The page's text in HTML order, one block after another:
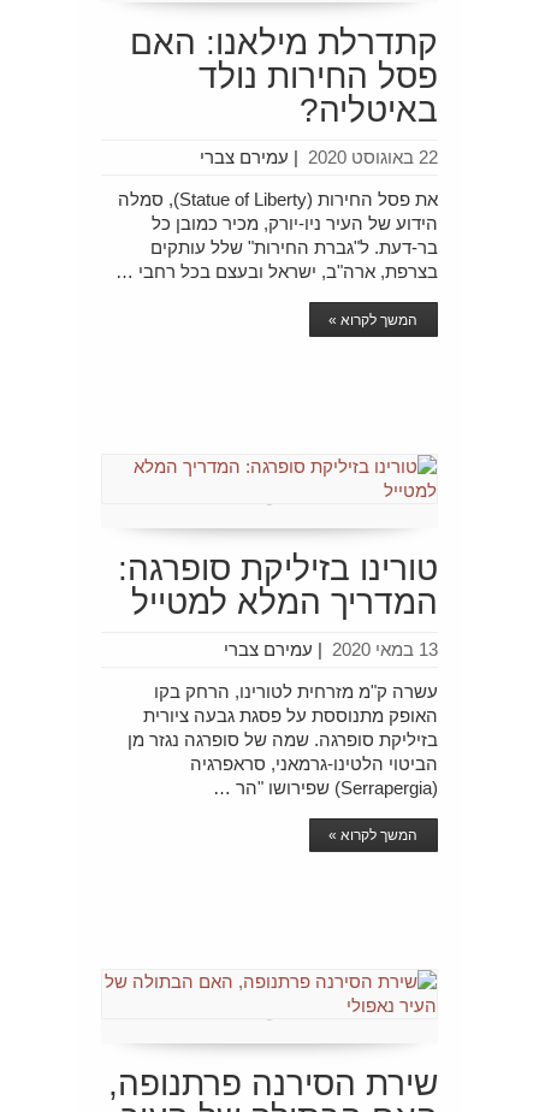
קתדרלת מילאנו: האם
פסל החירות נולד
באיטליה?
עמירם צברי | 22 באוגוסט 2020
את פסל החירות (Statue of Liberty), סמלה
הידוע של העיר ניו-יורק, מכיר כמובן כל
בר-דעת. ל"גברת החירות" שלל עותקים
בצרפת, ארה"ב, ישראל ובעצם בכל רחבי …
המשך לקרוא »
טורינו בזיליקת סופרגה:
המדריך המלא למטייל
עמירם צברי | 13 במאי 2020
עשרה ק"מ מזרחית לטורינו, הרחק בקו
האופק מתנוססת על פסגת גבעה ציורית
בזיליקת סופרגה. שמה של סופרגה נגזר מן
הביטוי הלטינו-גרמאני, סראפרגיה
(Serrapergia) שפירושו "הר …
המשך לקרוא »
שירת הסירנה פרתנופה,